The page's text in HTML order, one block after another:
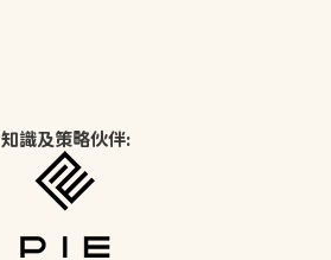
知識及策略伙伴: